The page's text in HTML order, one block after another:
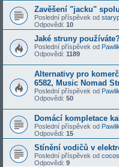
Zavěšení "jacku"
Poslední příspěvek od
Odpovědi: 10
Jaké struny
Poslední příspěvek od Pawlik
Odpovědi: 1189
Alternativy pro
6582, Music Nomad
Poslední příspěvek od Pawlik
Odpovědi: 50
Domácí kompletace
Poslední příspěvek od Pawlik
Odpovědi: 15
Stínění vodičů v
Poslední příspěvek od cocos
Odpovědi: 9